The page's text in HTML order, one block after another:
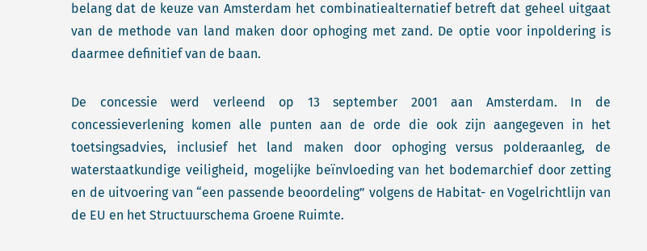
belang dat de keuze van Amsterdam het combinatiealternatief betreft dat geheel uitgaat
van de methode van land maken door ophoging met zand. De optie voor inpoldering is
daarmee definitief van de baan.
De concessie werd verleend op 13 september 2001 aan Amsterdam. In de
concessieverlening komen alle punten aan de orde die ook zijn aangegeven in het
toetsingsadvies, inclusief het land maken door ophoging versus polderaanleg, de
waterstaatkundige veiligheid, mogelijke beïnvloeding van het bodemarchief door zetting
en de uitvoering van “een passende beoordeling” volgens de Habitat- en Vogelrichtlijn van
de EU en het Structuurschema Groene Ruimte.